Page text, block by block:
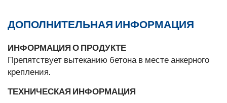
ДОПОЛНИТЕЛЬНАЯ ИНФОРМАЦИЯ
ИНФОРМАЦИЯ О ПРОДУКТЕ
Препятствует вытеканию бетона в месте анкерного
крепления.
ТЕХНИЧЕСКАЯ ИНФОРМАЦИЯ